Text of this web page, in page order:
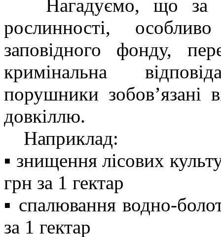
Нагадуємо, що за
рослинності,
заповідного фонду,
кримінальна
порушники зобов’язані
довкіллю.
Наприклад:
▪️ знищення лісових
грн за 1 гектар
▪️ спалювання водно-
за 1 гектар